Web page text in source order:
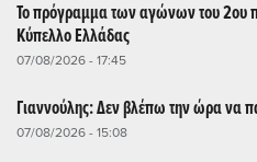
Το πρόγραμμα των αγώνων του 2ου
Κύπελλο Ελλάδας
07/08/2026 - 17:45
Γιαννούλης: Δεν βλέπω την ώρα να
07/08/2026 - 15:08